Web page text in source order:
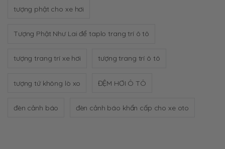
tượng phật cho xe hơi
Tượng Phật Như Lai để taplo trang trí ô tô
tượng trang trí xe hơi tượng trang trí ô tô
tượng tứ không lò xo ĐỆM HƠI Ô TÔ
đèn cảnh báo đèn cảnh báo khẩn cấp cho xe oto